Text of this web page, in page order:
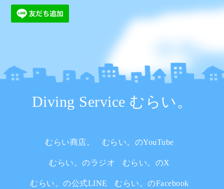
Diving Service むらい。
むらい商店。 むらい。のYouTube
むらい。のラジオ むらい。のX
むらい。の公式LINE むらい。のFacebook